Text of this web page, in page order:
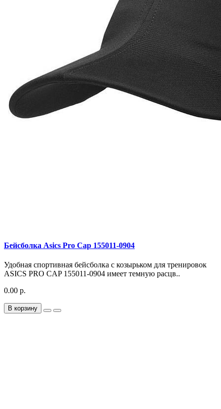
Бейсболка Asics Pro Cap 155011-0904
Удобная спортивная бейсболка с козырьком для тренировок
ASICS PRO CAP 155011-0904 имеет темную расцв..
0.00 р.
В корзину